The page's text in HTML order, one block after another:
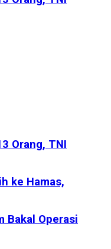
Orang, TNI
ke Hamas,
Bakal Operasi